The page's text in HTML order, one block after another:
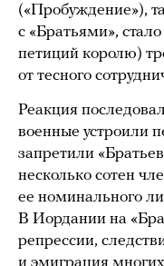
(«Пробуждение»),
с «Братьями»,
петиций королю)
от тесного
Реакция
военные устроили
запретили
несколько сотен
ее номинального
В Иордании на
репрессии,